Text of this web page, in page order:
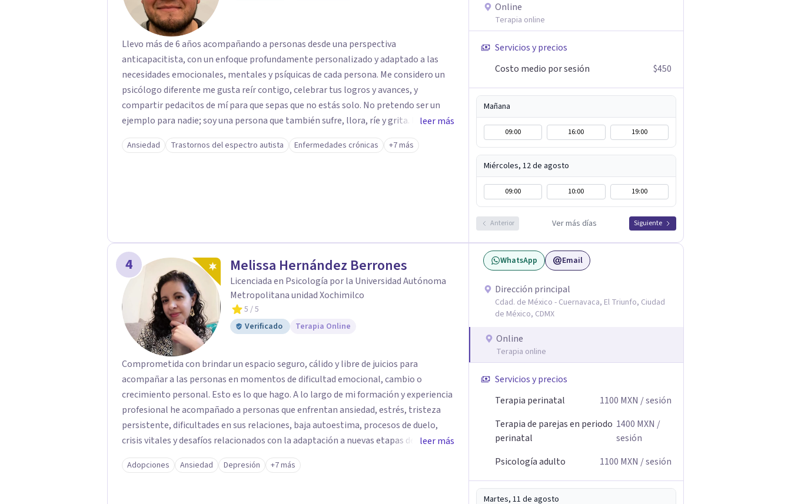
Llevo más de 6 años acompañando a personas desde una perspectiva
anticapacitista, con un enfoque profundamente personalizado y adaptado a las
necesidades emocionales, mentales y psíquicas de cada persona. Me considero un
psicólogo diferente me gusta reír contigo, celebrar tus logros y avances, y
compartir pedacitos de mí para que sepas que no estás solo. No pretendo ser un
ejemplo para nadie; soy una persona que también sufre, llora, ríe y grita. Para mí,
tu salud, tu paz y tu tranquilidad siempre estarán por encima de lo económico. A lo
largo de mi camino he cuestionado muchas de las reglas rígidas que aprendí en la
WhatsApp para agendar una primera sesión gratuita. Y si estás pasando por un
momento difícil y necesitas hablar con alguien, también puedes contactarme: la
primera conversación no tiene costo.
leer más
Ansiedad Trastornos del espectro autista Enfermedades crónicas +7 más
Online
Terapia online
Servicios y precios
Costo medio por sesión
$450
Mañana
09:00 16:00 19:00
Miércoles, 12 de agosto
09:00 10:00 19:00
Anterior Ver más días Siguiente
4 Melissa Hernández Berrones
Licenciada en Psicología por la Universidad Autónoma
Metropolitana unidad Xochimilco
5 / 5
Verificado
Terapia Online
Comprometida con brindar un espacio seguro, cálido y libre de juicios para
acompañar a las personas en momentos de dificultad emocional, cambio o
crecimiento personal. Esto es lo que hago. A lo largo de mi formación y experiencia
profesional he acompañado a personas que enfrentan ansiedad, estrés, tristeza
persistente, dificultades en sus relaciones, baja autoestima, procesos de duelo,
crisis vitales y desafíos relacionados con la adaptación a nuevas etapas de la vida.
Mi enfoque se basa en la escucha empática, el respeto por la historia de cada
persona y el trabajo conjunto para desarrollar herramientas que favorezcan el
leer más
Adopciones Ansiedad Depresión +7 más
WhatsApp Email
Dirección principal
Cdad. de México - Cuernavaca, El Triunfo, Ciudad
de México, CDMX
Online
Terapia online
Servicios y precios
Terapia perinatal
1100 MXN / sesión
Terapia de parejas en periodo
perinatal
1400 MXN /
sesión
Psicología adulto
1100 MXN / sesión
Martes, 11 de agosto